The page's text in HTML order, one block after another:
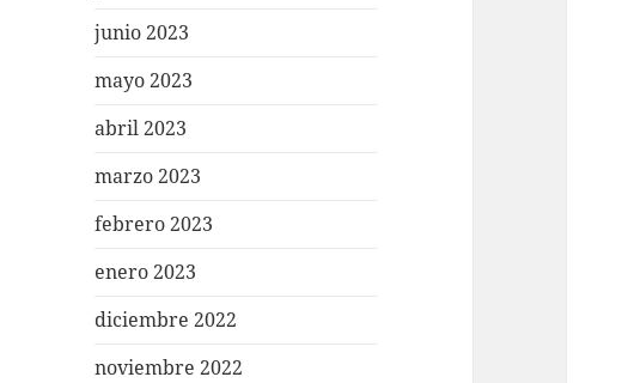
junio 2023
mayo 2023
abril 2023
marzo 2023
febrero 2023
enero 2023
diciembre 2022
noviembre 2022